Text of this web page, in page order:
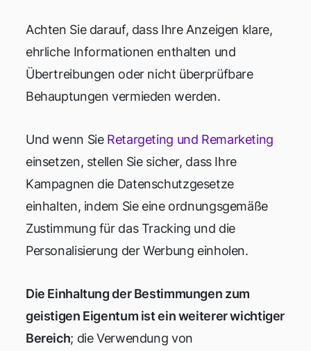
Achten Sie darauf, dass Ihre Anzeigen klare,
ehrliche Informationen enthalten und
Übertreibungen oder nicht überprüfbare
Behauptungen vermieden werden.
Und wenn Sie Retargeting und Remarketing
einsetzen, stellen Sie sicher, dass Ihre
Kampagnen die Datenschutzgesetze
einhalten, indem Sie eine ordnungsgemäße
Zustimmung für das Tracking und die
Personalisierung der Werbung einholen.
Die Einhaltung der Bestimmungen zum
geistigen Eigentum ist ein weiterer wichtiger
Bereich; die Verwendung von